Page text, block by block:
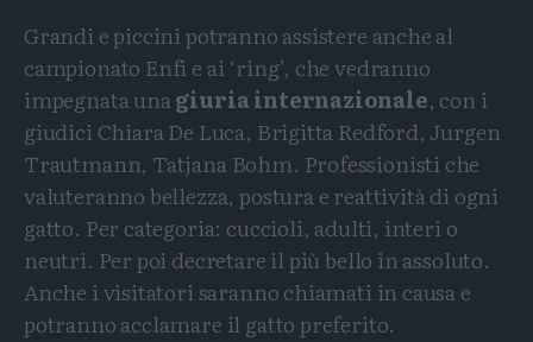
Grandi e piccini potranno assistere anche al
campionato Enfi e ai ‘ring’, che vedranno
impegnata unagiuria internazionale, con i
giudici Chiara De Luca, Brigitta Redford, Jurgen
Trautmann, Tatjana Bohm. Professionisti che
valuteranno bellezza, postura e reattività di ogni
gatto. Per categoria: cuccioli, adulti, interi o
neutri. Per poi decretare il più bello in assoluto.
Anche i visitatori saranno chiamati in causa e
potranno acclamare il gatto preferito.